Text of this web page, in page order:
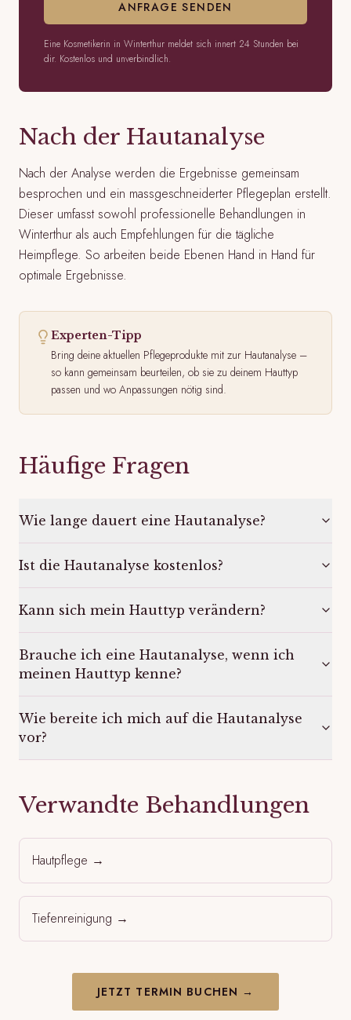
ANFRAGE SENDEN
Eine Kosmetikerin in Winterthur meldet sich innert 24 Stunden bei
dir. Kostenlos und unverbindlich.
Nach der Hautanalyse
Nach der Analyse werden die Ergebnisse gemeinsam
besprochen und ein massgeschneiderter Pflegeplan erstellt.
Dieser umfasst sowohl professionelle Behandlungen in
Winterthur als auch Empfehlungen für die tägliche
Heimpflege. So arbeiten beide Ebenen Hand in Hand für
optimale Ergebnisse.
Experten-Tipp
Bring deine aktuellen Pflegeprodukte mit zur Hautanalyse –
so kann gemeinsam beurteilen, ob sie zu deinem Hauttyp
passen und wo Anpassungen nötig sind.
Häufige Fragen
Wie lange dauert eine Hautanalyse?
Ist die Hautanalyse kostenlos?
Kann sich mein Hauttyp verändern?
Brauche ich eine Hautanalyse, wenn ich
meinen Hauttyp kenne?
Wie bereite ich mich auf die Hautanalyse
vor?
Verwandte Behandlungen
Hautpflege →
Tiefenreinigung →
JETZT TERMIN BUCHEN →